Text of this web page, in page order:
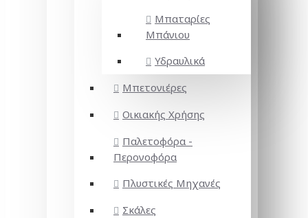
Μπαταρίες
Μπάνιου
Υδραυλικά
Μπετονιέρες
Οικιακής Χρήσης
Παλετοφόρα -
Περονοφόρα
Πλυστικές Μηχανές
Σκάλες